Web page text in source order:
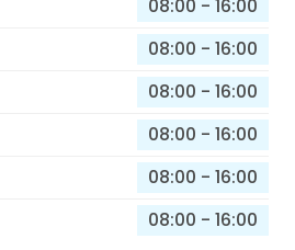
08:00 - 16:00
08:00 - 16:00
08:00 - 16:00
08:00 - 16:00
08:00 - 16:00
08:00 - 16:00